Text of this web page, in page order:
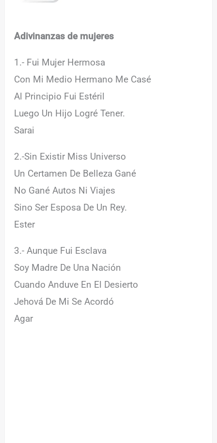
Adivinanzas de mujeres
1.- Fui Mujer Hermosa
Con Mi Medio Hermano Me Casé
Al Principio Fui Estéril
Luego Un Hijo Logré Tener.
Sarai
2.-Sin Existir Miss Universo
Un Certamen De Belleza Gané
No Gané Autos Ni Viajes
Sino Ser Esposa De Un Rey.
Ester
3.- Aunque Fui Esclava
Soy Madre De Una Nación
Cuando Anduve En El Desierto
Jehová De Mi Se Acordó
Agar